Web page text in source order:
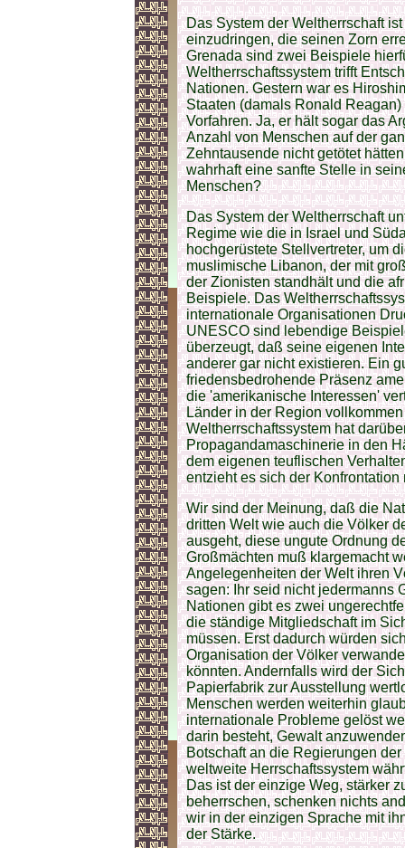
Das System der Weltherrschaft
einzudringen, die seinen Zorn
Grenada sind zwei Beispiele
Weltherrschaftssystem trifft
Nationen. Gestern war es
Staaten (damals Ronald
Vorfahren. Ja, er hält sogar das
Anzahl von Menschen auf der
Zehntausende nicht getötet
wahrhaft eine sanfte Stelle in
Menschen?
Das System der Weltherrschaft
Regime wie die in Israel und
hochgerüstete Stellvertreter, um
muslimische Libanon, der mit
der Zionisten standhält und die
Beispiele. Das
internationale Organisationen
UNESCO sind lebendige
überzeugt, daß seine eigenen
anderer gar nicht existieren. Ein
friedensbedrohende Präsenz
die 'amerikanische Interessen'
Länder in der Region
Weltherrschaftssystem hat
Propagandamaschinerie in den
dem eigenen teuflischen
entzieht es sich der
Wir sind der Meinung, daß die
dritten Welt wie auch die Völker
ausgeht, diese ungute Ordnung
Großmächten muß klargemacht
Angelegenheiten der Welt ihren
sagen: Ihr seid nicht jedermanns
Nationen gibt es zwei
die ständige Mitgliedschaft im
müssen. Erst dadurch würden
Organisation der Völker
könnten. Andernfalls wird der
Papierfabrik zur Ausstellung
Menschen werden weiterhin
internationale Probleme gelöst
darin besteht, Gewalt
Botschaft an die Regierungen
weltweite Herrschaftssystem
Das ist der einzige Weg, stärker
beherrschen, schenken nichts
wir in der einzigen Sprache mit
der Stärke.